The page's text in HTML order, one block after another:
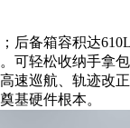
备箱容积达610L
可轻松收纳手拿
速巡航、轨迹改
基硬件根本。